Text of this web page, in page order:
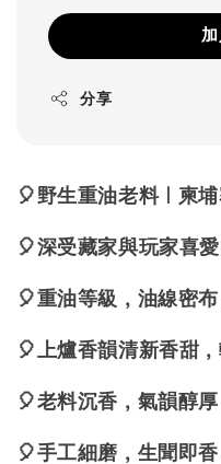
分享
🎈野生重油老料｜柬
🎈深受藏家與玩家喜
🎈重油等級，油線密
🎈上爐香韻清新香甜
🎈老料沉香，氣韻醇
🎈手工細磨，生聞即